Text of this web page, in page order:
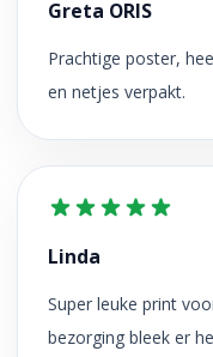
Greta ORIS
Prachtige poster,
en netjes verpakt.
Linda
Super leuke print
bezorging bleek er